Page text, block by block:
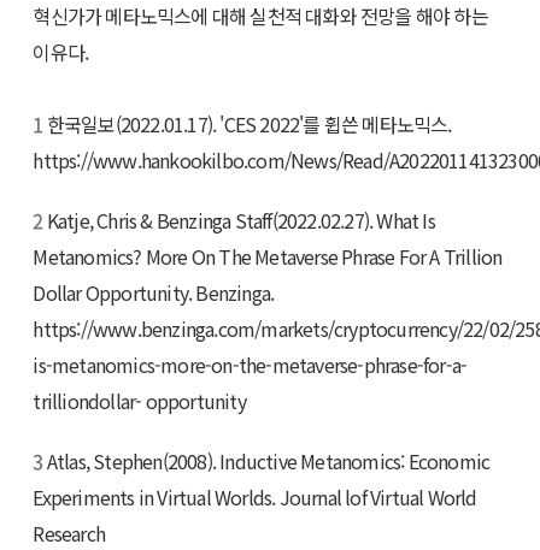
혁신가가 메타노믹스에 대해 실천적 대화와 전망을 해야 하는
이유다.
1 한국일보(2022.01.17). 'CES 2022'를 휩쓴 메타노믹스.
https://www.hankookilbo.com/News/Read/
2Katje, Chris & Benzinga Staff(2022.02.27). What Is
Metanomics? More On The Metaverse Phrase For A Trillion
Dollar Opportunity. Benzinga.
https://www.benzinga.com/markets/cryptocurrency/22/02/
is-metanomics-more-on-the-metaverse-phrase-for-a-
trilliondollar- opportunity
3Atlas, Stephen(2008). Inductive Metanomics: Economic
Experiments in Virtual Worlds. Journal lof Virtual World
Research